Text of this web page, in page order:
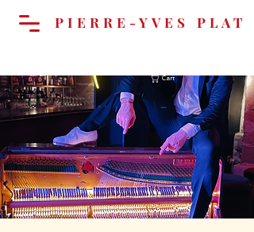
Cart
PIERRE-YVES PLAT